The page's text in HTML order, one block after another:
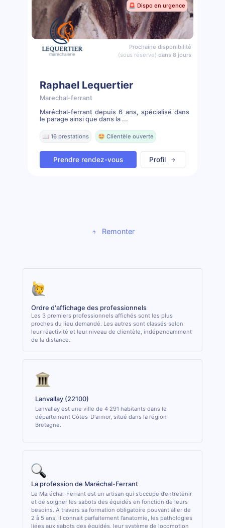
🚨 Dispo en urgence
Prochaine disponibilité
(sous réserve) dans 8 jours
Raphael Lequertier
Marechal-ferrant
Maréchal-ferrant depuis 6 ans, spécialisé dans
le parage ainsi que dans la ...
📖 16 prestations 🤩 Clientèle ouverte
Prendre rendez-vous Profil
Remonter
Ordre d'affichage des professionnels
Les 3 premiers professionnels affichés sont les plus
proches du lieu demandé. Les autres sont classés selon
leur réactivité et leur niveau de clientèle, indépendamment
de la distance.
Lanvallay (22100)
Lanvallay est une ville de 4 291 habitants dans le
département Côtes-D'armor, situé dans la région
Bretagne.
La profession de Maréchal-Ferrant
Le Maréchal-Ferrant est un artisan qui s’occupe d’entretenir
et de soigner les sabots des équidés en fonction de leurs
besoins. A travers sa formation obligatoire pouvant aller de
2 à 5 ans, il connait parfaitement l’anatomie, les pathologies
liées aux sabots des équidés, leur système de locomotion